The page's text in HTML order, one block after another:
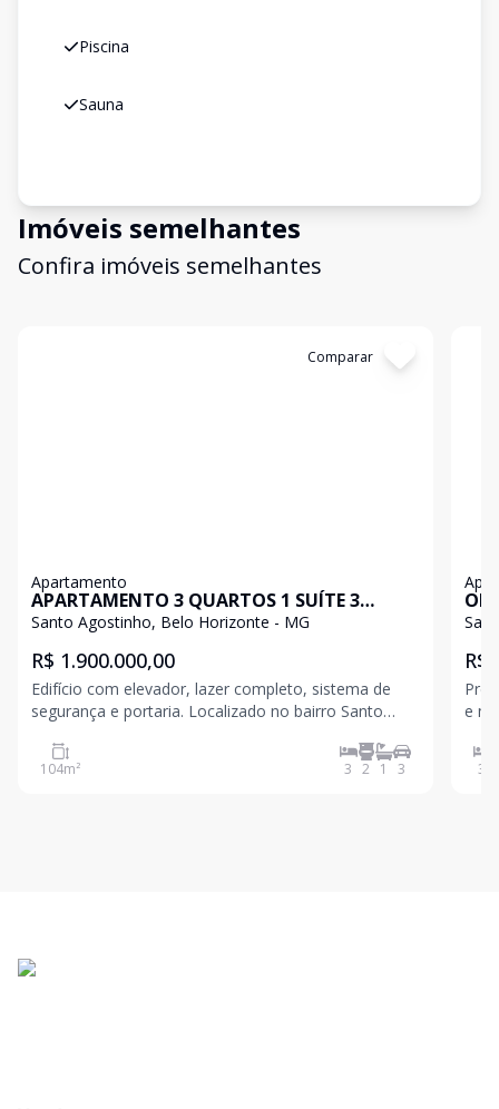
Piscina
Sauna
Imóveis semelhantes
Confira imóveis semelhantes
Comparar
Apartamento
APARTAMENTO 3 QUARTOS 1 SUÍTE 3
VAGAS NO SANTO AGOSTINHO
Santo Agostinho, Belo Horizonte - MG
R$ 1.900.000,00
Edifício com elevador, lazer completo, sistema de
segurança e portaria. Localizado no bairro Santo
escolas, farmácias e diversos serviços. Apartamento
com 104 m², composto por sala para dois ambientes
104m² 3 2 1 3
4
R$
e
3